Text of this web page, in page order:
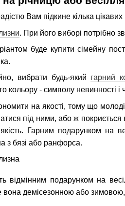
Вам підкине кілька
. При його виборі потрібно
буде купити сімейну
вибрати будь-який гарний
кольору - символу невинності
на якості, тому що
під ними, або ж
Гарним подарунком на
з бязі або ранфорса.
відмінним подарунком на
демісезонною або зимовою,